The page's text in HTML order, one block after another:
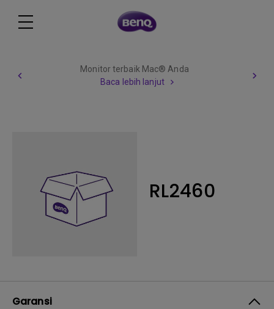
Monitor terbaik Mac® Anda
Baca lebih lanjut
RL2460
Garansi